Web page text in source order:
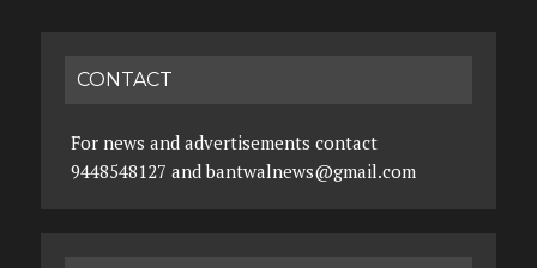
CONTACT
For news and advertisements contact
9448548127 and bantwalnews@gmail.com